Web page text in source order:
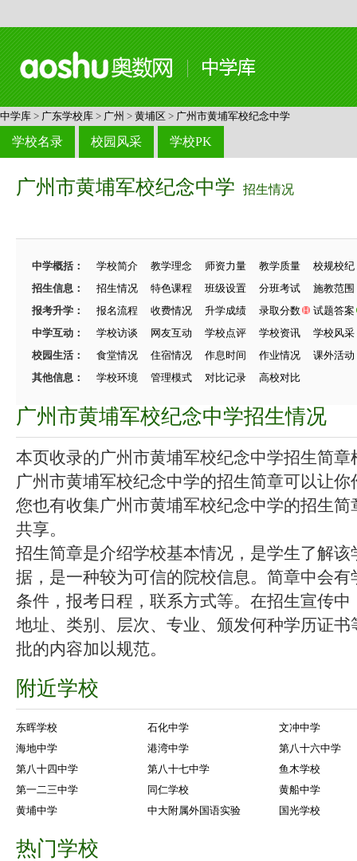
中学库 > 广东学校库 > 广州 > 黄埔区 > 广州市黄埔军校纪念中学
学校名录 校园风采 学校PK
广州市黄埔军校纪念中学 招生情况
中学概括： 学校简介 教学理念 师资力量 教学质量
校规校纪
招生信息：
招生情况 特色课程 班级设置 分班考试
施教范围
报考升学：
报名流程 收费情况 升学成绩 录取分数
试题答案
中学互动：
学校访谈 网友互动 学校点评 学校资讯
学校风采
校园生活：
食堂情况 住宿情况 作息时间 作业情况
课外活动
其他信息：
学校环境 管理模式 对比记录 高校对比
广州市黄埔军校纪念中学招生情况
本页收录的广州市黄埔军校纪念中学招生简
广州市黄埔军校纪念中学的招生简章可以让
您也有收集广州市黄埔军校纪念中学的招生
共享。
招生简章是介绍学校基本情况，是学生了解
据，是一种较为可信的院校信息。简章中会
条件，报考日程，联系方式等。在招生宣传
地址、类别、层次、专业、颁发何种学历证
批的内容加以规范。
附近学校
东晖学校 石化中学
文冲中学
海地中学
港湾中学
第八十六中学
第八十四中学
第八十七中学
鱼木学校
第一二三中学
同仁学校
黄船中学
黄埔中学
中大附属外国语实验 国光学校
热门学校